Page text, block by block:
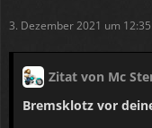
3. Dezember 2021 um 12:35
Zitat von Mc
Bremsklotz vor